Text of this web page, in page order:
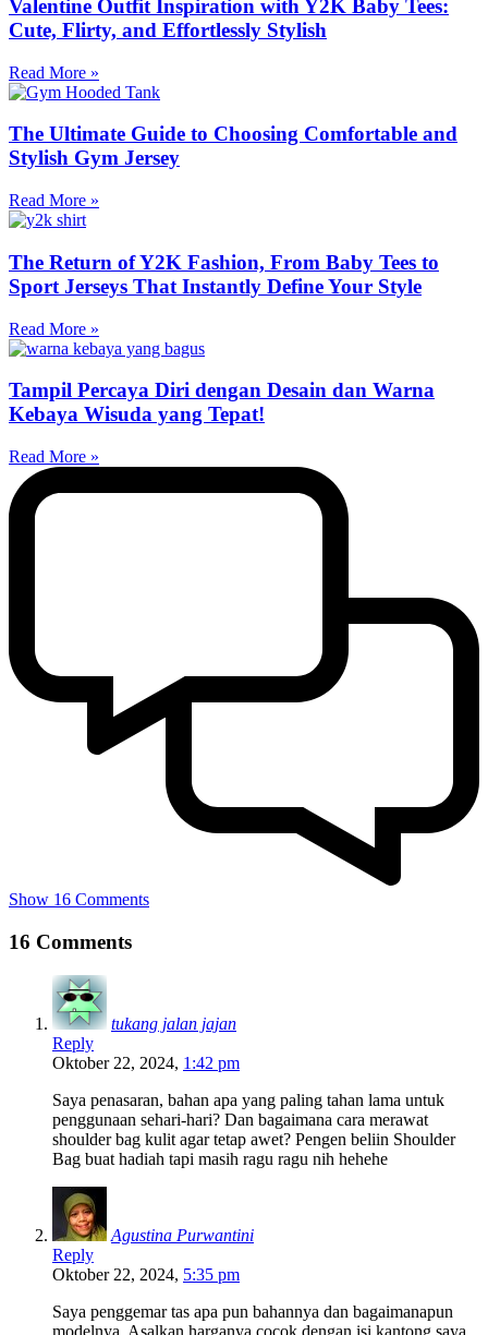
Valentine Outfit Inspiration with Y2K Baby Tees:
Cute, Flirty, and Effortlessly Stylish
Read More »
The Ultimate Guide to Choosing Comfortable and
Stylish Gym Jersey
Read More »
The Return of Y2K Fashion, From Baby Tees to
Sport Jerseys That Instantly Define Your Style
Read More »
Tampil Percaya Diri dengan Desain dan Warna
Kebaya Wisuda yang Tepat!
Read More »
Show 16 Comments
16 Comments
tukang jalan jajan
Reply
Oktober 22, 2024, 1:42 pm
Saya penasaran, bahan apa yang paling tahan lama untuk
penggunaan sehari-hari? Dan bagaimana cara merawat
shoulder bag kulit agar tetap awet? Pengen beliin Shoulder
Bag buat hadiah tapi masih ragu ragu nih hehehe
Agustina Purwantini
Reply
Oktober 22, 2024, 5:35 pm
Saya penggemar tas apa pun bahannya dan bagaimanapun
modelnya. Asalkan harganya cocok dengan isi kantong saya.